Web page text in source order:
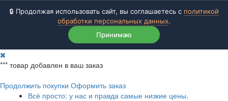
🔒 Продолжая использовать сайт, вы соглашаетесь с политикой
обработки персональных данных.
Принимаю
*** товар добавлен в ваш заказ
Продолжить покупки Оформить заказ
Всё просто: у нас и правда самые низкие цены.